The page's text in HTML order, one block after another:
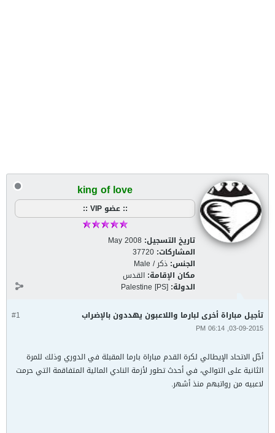
king of love
:: عضو VIP ::
تاريخ التسجيل: May 2008
المشاركات: 37720
الجنس: ذكر / Male
مكان الإقامة: القدس
الدولة: Palestine [PS]
#1 تأجيل مباراة أخرى لبارما واللاعبون يهددون بالإضراب
03-09-2015, 06:14 PM
أجّل الاتحاد الإيطالي لكرة القدم مباراة بارما المقبلة في الدوري وذلك للمرة
الثانية على التوالي، في أحدث تطور لأزمة النادي المالية المتفاقمة التي حرمت
لاعبيه من رواتبهم منذ أشهر.